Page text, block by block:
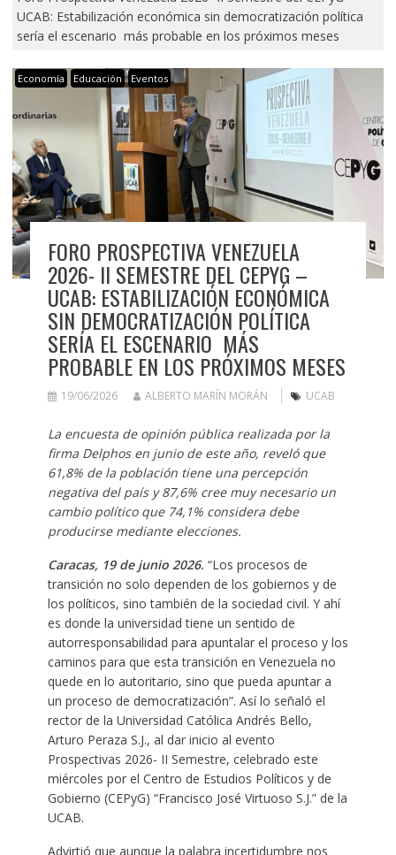
UCAB: Estabilización económica sin democratización política
sería el escenario más probable en los próximos meses
Economía Educación Eventos
FORO PROSPECTIVA VENEZUELA
2026- II SEMESTRE DEL CEPYG –
UCAB: ESTABILIZACIÓN ECONÓMICA
SIN DEMOCRATIZACIÓN POLÍTICA
SERÍA EL ESCENARIO MÁS
PROBABLE EN LOS PRÓXIMOS MESES
19/06/2026 ALBERTO MARÍN MORÁN UCAB
La encuesta de opinión pública realizada por la
firma Delphos en junio de este año, reveló que
61,8% de la población tiene una percepción
negativa del país y 87,6% cree muy necesario un
cambio político que 74,1% considera debe
producirse mediante elecciones.
Caracas, 19 de junio 2026. “Los procesos de
transición no solo dependen de los gobiernos y de
los políticos, sino también de la sociedad civil. Y ahí
es donde la universidad tiene un sentido de
autorresponsabilidad para apuntalar el proceso y los
caminos para que esta transición en Venezuela no
quede en lo autoritario, sino que pueda apuntar a
un proceso de democratización”. Así lo señaló el
rector de la Universidad Católica Andrés Bello,
Arturo Peraza S.J., al dar inicio al evento
Prospectivas 2026- II Semestre, celebrado este
miércoles por el Centro de Estudios Políticos y de
Gobierno (CEPyG) “Francisco José Virtuoso S.J.” de la
UCAB.
Advirtió que aunque la palabra incertidumbre nos